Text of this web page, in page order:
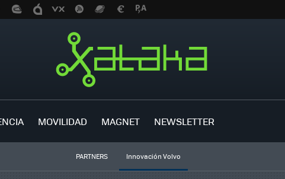
MOVILIDAD MAGNET NEWSLETTER
PARTNERS Innovación Volvo